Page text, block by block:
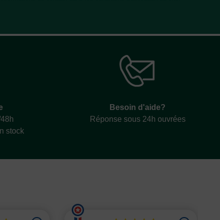
stock
Besoin d'aide?
Réponse sous 24h ouvrées